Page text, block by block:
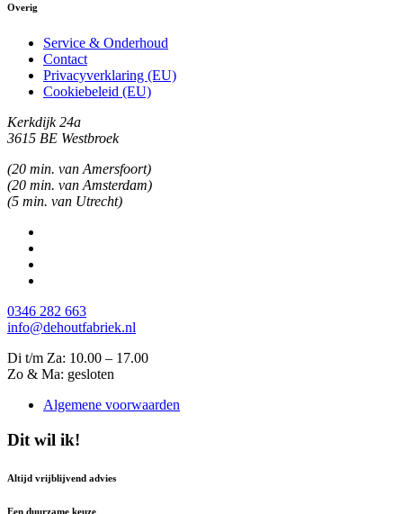
Overig
Service & Onderhoud
Contact
Privacyverklaring (EU)
Cookiebeleid (EU)
Kerkdijk 24a
3615 BE Westbroek
(20 min. van Amersfoort)
(20 min. van Amsterdam)
(5 min. van Utrecht)
0346 282 663
info@dehoutfabriek.nl
Di t/m Za: 10.00 – 17.00
Zo & Ma: gesloten
Algemene voorwaarden
Dit wil ik!
Altijd vrijblijvend advies
Een duurzame keuze